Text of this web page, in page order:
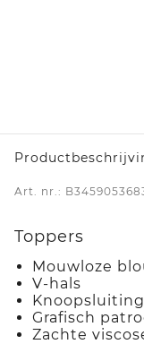
Art. nr.:
Toppers
Mouwloze
V-hals
Grafisch
Zachte